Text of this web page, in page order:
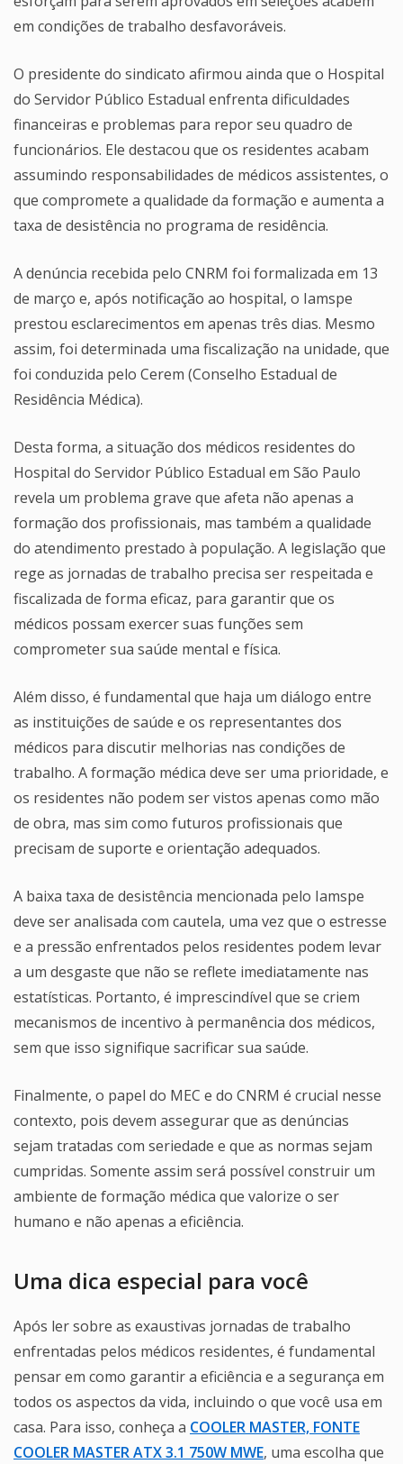
em condições de trabalho desfavoráveis.
O presidente do sindicato afirmou ainda que o Hospital
do Servidor Público Estadual enfrenta dificuldades
financeiras e problemas para repor seu quadro de
funcionários. Ele destacou que os residentes acabam
assumindo responsabilidades de médicos assistentes, o
que compromete a qualidade da formação e aumenta a
taxa de desistência no programa de residência.
A denúncia recebida pelo CNRM foi formalizada em 13
de março e, após notificação ao hospital, o Iamspe
prestou esclarecimentos em apenas três dias. Mesmo
assim, foi determinada uma fiscalização na unidade, que
foi conduzida pelo Cerem (Conselho Estadual de
Residência Médica).
Desta forma, a situação dos médicos residentes do
Hospital do Servidor Público Estadual em São Paulo
revela um problema grave que afeta não apenas a
formação dos profissionais, mas também a qualidade
do atendimento prestado à população. A legislação que
rege as jornadas de trabalho precisa ser respeitada e
fiscalizada de forma eficaz, para garantir que os
médicos possam exercer suas funções sem
comprometer sua saúde mental e física.
Além disso, é fundamental que haja um diálogo entre
as instituições de saúde e os representantes dos
médicos para discutir melhorias nas condições de
trabalho. A formação médica deve ser uma prioridade, e
os residentes não podem ser vistos apenas como mão
de obra, mas sim como futuros profissionais que
precisam de suporte e orientação adequados.
A baixa taxa de desistência mencionada pelo Iamspe
deve ser analisada com cautela, uma vez que o estresse
e a pressão enfrentados pelos residentes podem levar
a um desgaste que não se reflete imediatamente nas
estatísticas. Portanto, é imprescindível que se criem
mecanismos de incentivo à permanência dos médicos,
sem que isso signifique sacrificar sua saúde.
Finalmente, o papel do MEC e do CNRM é crucial nesse
contexto, pois devem assegurar que as denúncias
sejam tratadas com seriedade e que as normas sejam
cumpridas. Somente assim será possível construir um
ambiente de formação médica que valorize o ser
humano e não apenas a eficiência.
Uma dica especial para você
Após ler sobre as exaustivas jornadas de trabalho
enfrentadas pelos médicos residentes, é fundamental
pensar em como garantir a eficiência e a segurança em
todos os aspectos da vida, incluindo o que você usa em
casa. Para isso, conheça a COOLER MASTER, FONTE
COOLER MASTER ATX 3.1 750W MWE, uma escolha que